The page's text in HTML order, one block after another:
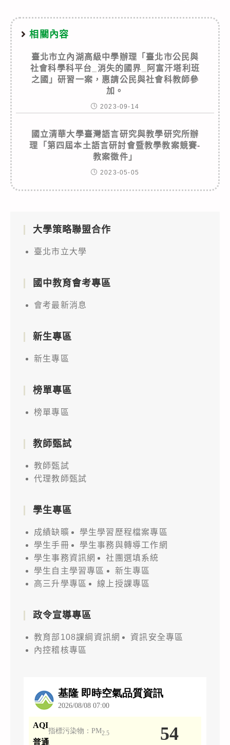
相關內容
臺北市立內湖高級中學辦理「臺北市公民與
社會科學科平台_消失的國界_阿富汗塔利班
之國」研習一案，惠請公民與社會科教師參
加。
2023-09-14
國立清華大學臺灣語言研究與教學研究所辦
理「第四屆本土語言研討會暨教學教案競賽-
教案徵件」
2023-05-05
大學策略聯盟合作
臺北市立大學
國中教育會考專區
會考最新消息
新生專區
新生專區
榜單專區
榜單專區
教師甄試
教師甄試
代理教師甄試
學生專區
成績缺曠
學生學習歷程檔案專區
學生手冊
學生事務與轉導工作網
學生事務資訊網
社團選填系統
學生自主學習專區
新生專區
高三升學專區
線上授課專區
政令宣導專區
教育部108課綱資訊網
資訊安全專區
內控稽核專區